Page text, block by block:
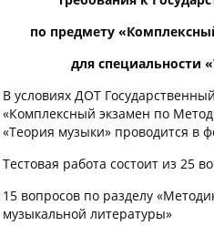
по предмету
для специальности
В условиях ДОТ
«Комплексный экзамен по
«Теория музыки» проводится в
Тестовая работа состоит из 25
15 вопросов по разделу
музыкальной литературы»